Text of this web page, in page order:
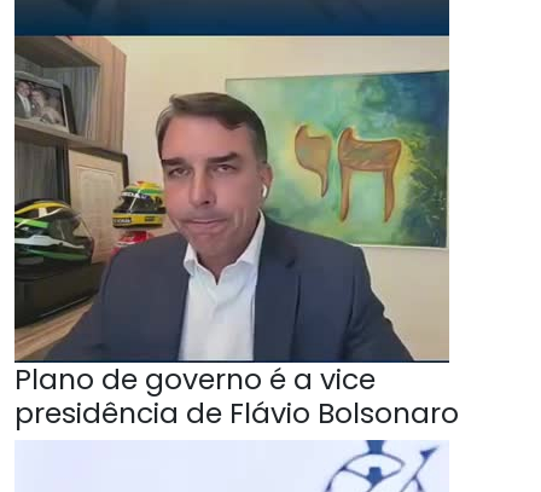
Plano de governo é a vice
presidência de Flávio Bolsonaro